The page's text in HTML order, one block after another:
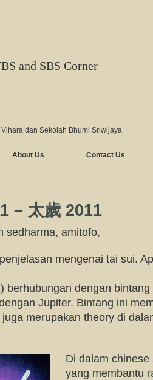
and SBS Corner
Vihara dan Sekolah Bhumi Sriwijaya
About Us Contact Us
– 太歲 2011
sedharma, amitofo,
mengenai tai sui.
berhubungan dengan
Jupiter. Bintang ini
merupakan theory di
Di dalam
yang membantu